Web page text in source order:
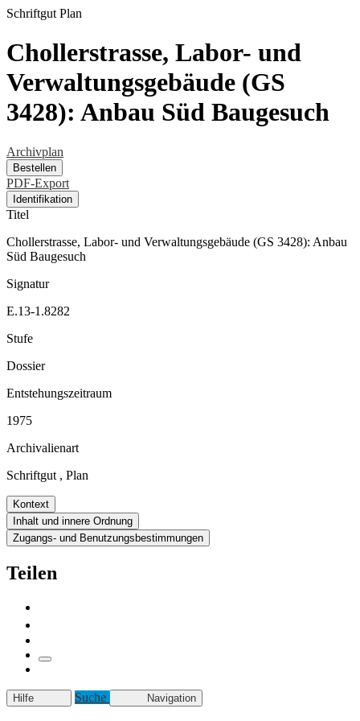
Schriftgut Plan
Chollerstrasse, Labor- und
Verwaltungsgebäude (GS
3428): Anbau Süd Baugesuch
Archivplan
Bestellen
PDF-Export
Identifikation
Titel
Chollerstrasse, Labor- und Verwaltungsgebäude (GS 3428): Anbau
Süd Baugesuch
Signatur
E.13-1.8282
Stufe
Dossier
Entstehungszeitraum
1975
Archivalienart
Schriftgut , Plan
Kontext
Inhalt und innere Ordnung
Zugangs- und Benutzungsbestimmungen
Teilen
Hilfe Suche Navigation